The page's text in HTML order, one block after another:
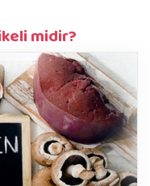
midir?